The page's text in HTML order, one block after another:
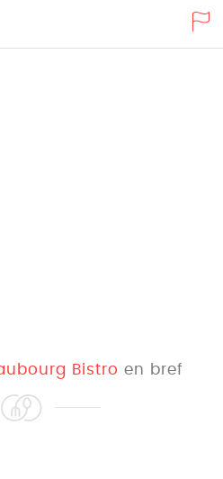
Bistro en bref